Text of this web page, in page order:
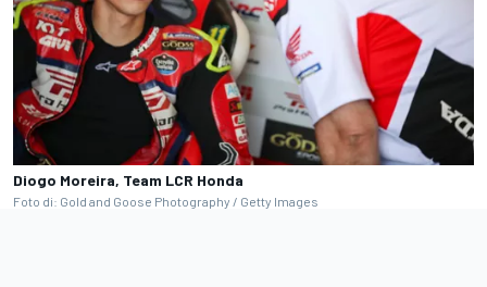
Diogo Moreira, Team LCR Honda
Foto di: Gold and Goose Photography / Getty Images